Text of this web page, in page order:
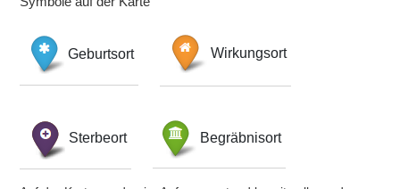
Geburtsort Wirkungsort
Sterbeort Begräbnisort